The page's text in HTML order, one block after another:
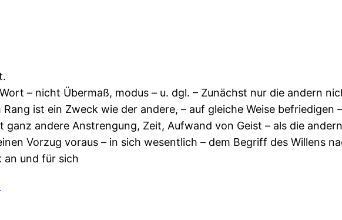
– nicht Übermaß, modus – u. dgl. – Zunächst nur die andern
ist ein Zweck wie der andere, – auf gleiche Weise befriedigen
andere Anstrengung, Zeit, Aufwand von Geist – als die
Vorzug voraus – in sich wesentlich – dem Begriff des Willens
an und für sich